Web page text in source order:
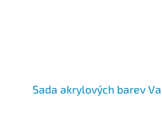
Sada akrylových barev